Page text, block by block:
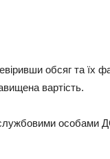
обсяг та їх
вартість.
службовими